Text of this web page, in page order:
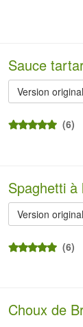
Sauce
Version
(6)
Spaghetti
Version
(6)
Choux de